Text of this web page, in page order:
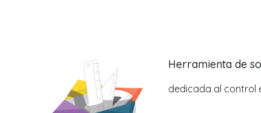
Herramienta de
dedicada al control